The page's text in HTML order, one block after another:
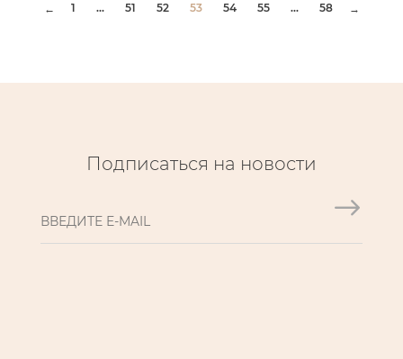
← 1 ... 51 52 53 54 55 ... 58 →
Подписаться на новости